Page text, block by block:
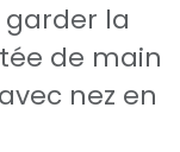
la
de main
avec nez en